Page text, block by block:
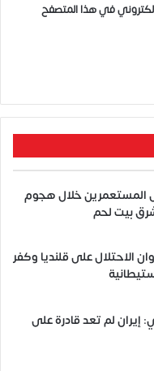
في هذا المتصفح
المستعمرين خلال هجوم
بيت لحم
الاحتلال على قلنديا وكفر
إيران لم تعد قادرة على